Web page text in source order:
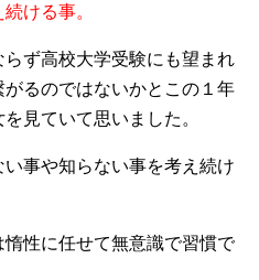
ける事。
ず高校大学受験にも望まれ
るのではないかとこの１年
見ていて思いました。
事や知らない事を考え続け
性に任せて無意識で習慣で